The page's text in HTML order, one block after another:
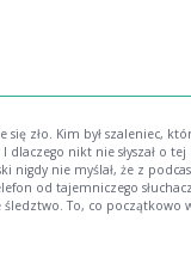
zło. Kim był szaleniec,
dlaczego nikt nie słyszał o tej
nigdy nie myślał, że z
od tajemniczego
To, co początkowo